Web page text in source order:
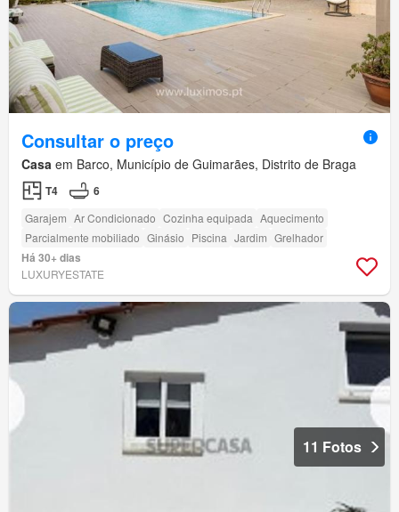
Consultar o preço
Casa em Barco, Município de Guimarães, Distrito de Braga
T4 6
Garajem Ar Condicionado Cozinha equipada Aquecimento
Parcialmente mobiliado Ginásio Piscina Jardim Grelhador
Há 30+ dias
LUXURYESTATE
11 Fotos